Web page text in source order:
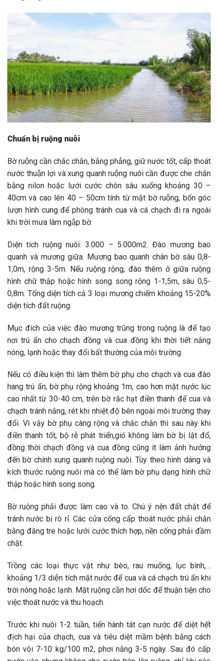
Chuẩn bị ruộng nuôi
Bờ ruộng cần chắc chắn, bằng phẳng, giữ nước tốt, cấp thoát
nước thuận lợi và xung quanh ruộng nuôi cần được che chắn
bằng nilon hoặc lưới cước chôn sâu xuống khoảng 30 –
40cm và cao lên 40 – 50cm tính từ mặt bờ ruộng, bốn góc
lượn hình cung để phòng tránh cua và cá chạch đi ra ngoài
khi trời mưa làm ngập bờ.
Diện tích ruộng nuôi: 3.000 – 5.000m2. Đào mương bao
quanh và mương giữa. Mương bao quanh chân bờ sâu 0,8-
1,0m, rộng 3-5m. Nếu ruộng rộng, đào thêm ở giữa ruộng
hình chữ thập hoặc hình song song rộng 1-1,5m, sâu 0,5-
0,8m. Tổng diện tích cả 3 loại mương chiếm khoảng 15-20%
diện tích đất ruộng.
Mục đích của việc đào mương trũng trong ruộng là để tạo
nơi trú ẩn cho chạch đồng và cua đồng khi thời tiết nắng
nóng, lạnh hoặc thay đổi bất thường của môi trường.
Nếu có điều kiện thì làm thêm bờ phụ cho chạch và cua đào
hang trú ẩn, bờ phụ rộng khoảng 1m, cao hơn mặt nước lúc
cao nhất từ 30-40 cm, trên bờ rắc hạt điền thanh để cua và
chạch tránh nắng, rét khi nhiệt độ bên ngoài môi trường thay
đổi. Vì vậy bờ phụ càng rộng và chắc chắn thì sau này khi
điền thanh tốt, bộ rễ phát triển,gió không làm bờ bị lật đổ,
đồng thời chạch đồng và cua đồng cũng ít làm ảnh hưởng
đến bờ chính xung quanh ruộng nuôi. Tùy theo hình dáng và
kích thước ruộng nuôi mà có thể làm bờ phụ dạng hình chữ
thập hoặc hình song song.
Bờ ruộng phải được làm cao và to. Chú ý nện đất chặt để
tránh nước bị rò rỉ. Các cửa cống cấp thoát nước phải chắn
bằng đăng tre hoặc lưới cước thích hợp, nền cống phải đầm
chặt.
Trồng các loại thực vật như bèo, rau muống, lục bình,…
khoảng 1/3 diện tích mặt nước để cua và cá chạch trú ẩn khi
trời nóng hoặc lạnh. Mặt ruộng cần hơi dốc để thuận tiện cho
việc thoát nước và thu hoạch.
Trước khi nuôi 1-2 tuần, tiến hành tát cạn nước để diệt hết
địch hại của chạch, cua và tiêu diệt mầm bệnh bằng cách
bón vôi 7-10 kg/100 m2, phơi nắng 3-5 ngày. Sau đó cấp